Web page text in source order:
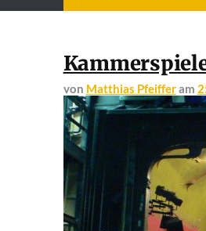
von Matthias Pfeifferam